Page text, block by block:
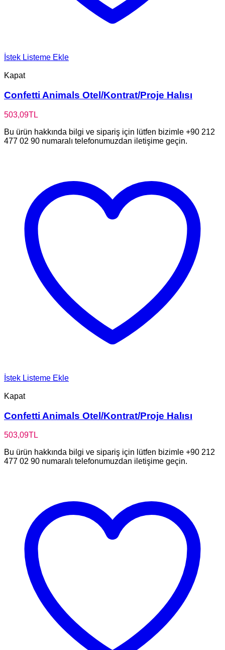
İstek Listeme Ekle
Kapat
Confetti Animals Otel/Kontrat/Proje Halısı
503,09TL
Bu ürün hakkında bilgi ve sipariş için lütfen bizimle +90 212
477 02 90 numaralı telefonumuzdan iletişime geçin.
İstek Listeme Ekle
Kapat
Confetti Animals Otel/Kontrat/Proje Halısı
503,09TL
Bu ürün hakkında bilgi ve sipariş için lütfen bizimle +90 212
477 02 90 numaralı telefonumuzdan iletişime geçin.